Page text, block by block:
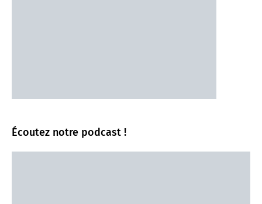
Écoutez notre podcast !